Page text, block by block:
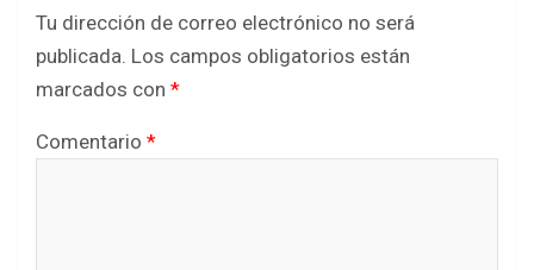
Tu dirección de correo electrónico no será
publicada. Los campos obligatorios están
marcados con *
Comentario *